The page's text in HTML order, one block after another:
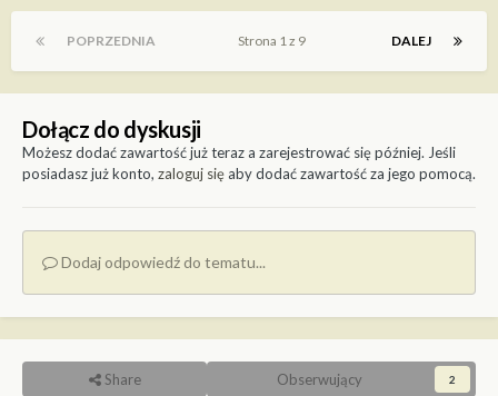
POPRZEDNIA DALEJ
Strona 1 z 9
Dołącz do dyskusji
Możesz dodać zawartość już teraz a zarejestrować się później. Jeśli
posiadasz już konto, zaloguj sięaby dodać zawartość za jego pomocą.
Dodaj odpowiedź do tematu...
Share Obserwujący 2